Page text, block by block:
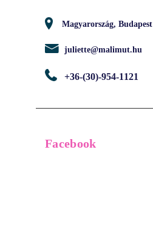
Magyarország, Budapest
juliette@malimut.hu
+36-(30)-954-1121
Facebook